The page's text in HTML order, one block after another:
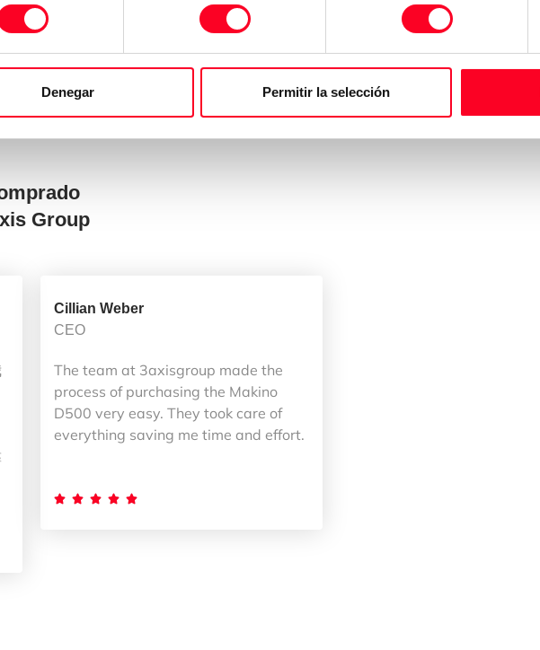
Denegar Permitir la selección
Group
Cillian Weber
CEO
The team at 3axisgroup made the
process of purchasing the Makino
D500 very easy. They took care of
everything saving me time and effort.
    